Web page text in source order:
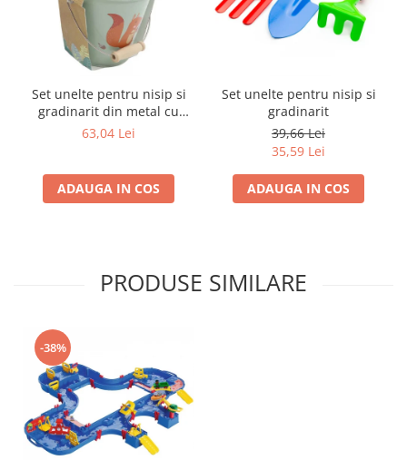
Sycomore
Tender Leaf
Trefl
Wonderworld
Set unelte pentru nisip si
gradinarit din metal cu
galeata albastra
63,04 Lei
ADAUGA IN COS
Set unelte pentru nisip si
gradinarit
39,66 Lei
35,59 Lei
ADAUGA IN COS
PRODUSE SIMILARE
-38%